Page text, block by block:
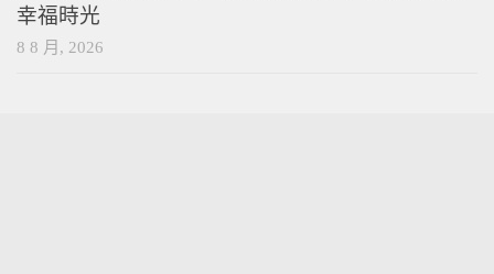
幸福時光
8 8 月, 2026